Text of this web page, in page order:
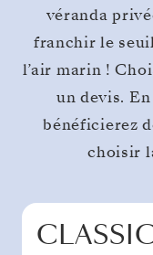
véranda
franchir le
l’air marin !
un devis.
bénéficierez
choisir